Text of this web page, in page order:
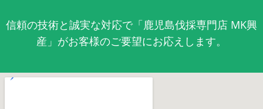
信頼の技術と誠実な対応で「鹿児島伐採専門店 MK興
産」がお客様のご要望にお応えします。